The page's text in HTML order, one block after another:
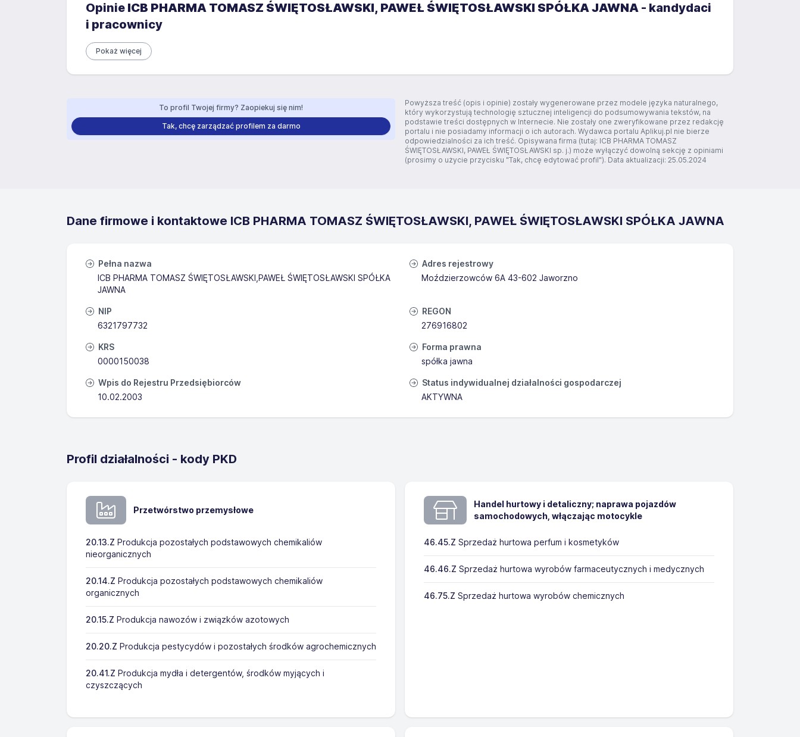
Opinie ICB PHARMA TOMASZ ŚWIĘTOSŁAWSKI, PAWEŁ ŚWIĘTOSŁAWSKI SPÓŁKA JAWNA - kandydaci
i pracownicy
Pokaż więcej
To profil Twojej firmy? Zaopiekuj się nim!
Tak, chcę zarządzać profilem za darmo
Powyższa treść (opis i opinie) zostały wygenerowane przez modele języka naturalnego,
który wykorzystują technologię sztucznej inteligencji do podsumowywania tekstów, na
podstawie treści dostępnych w Internecie. Nie zostały one zweryfikowane przez redakcję
portalu i nie posiadamy informacji o ich autorach. Wydawca portalu Aplikuj.pl nie bierze
odpowiedzialności za ich treść. Opisywana firma (tutaj: ICB PHARMA TOMASZ
ŚWIĘTOSŁAWSKI, PAWEŁ ŚWIĘTOSŁAWSKI sp. j.) może wyłączyć dowolną sekcję z opiniami
(prosimy o użycie przycisku "Tak, chcę edytować profil"). Data aktualizacji: 25.05.2024
Dane firmowe i kontaktowe ICB PHARMA TOMASZ ŚWIĘTOSŁAWSKI, PAWEŁ ŚWIĘTOSŁAWSKI SPÓŁKA JAWNA
Pełna nazwa
ICB PHARMA TOMASZ ŚWIĘTOSŁAWSKI,PAWEŁ ŚWIĘTOSŁAWSKI SPÓŁKA
JAWNA
Adres rejestrowy
Moździerzowców 6A 43-602 Jaworzno
NIP
6321797732
REGON
276916802
KRS
0000150038
Forma prawna
spółka jawna
Wpis do Rejestru Przedsiębiorców
10.02.2003
Status indywidualnej działalności gospodarczej
AKTYWNA
Profil działalności - kody PKD
Przetwórstwo przemysłowe
20.13.Z Produkcja pozostałych podstawowych chemikaliów
nieorganicznych
20.14.Z Produkcja pozostałych podstawowych chemikaliów
organicznych
20.15.Z Produkcja nawozów i związków azotowych
20.20.Z Produkcja pestycydów i pozostałych środków agrochemicznych
20.41.Z Produkcja mydła i detergentów, środków myjących i
czyszczących
Handel hurtowy i detaliczny; naprawa pojazdów
samochodowych, włączając motocykle
46.45.Z Sprzedaż hurtowa perfum i kosmetyków
46.46.Z Sprzedaż hurtowa wyrobów farmaceutycznych i medycznych
46.75.Z Sprzedaż hurtowa wyrobów chemicznych